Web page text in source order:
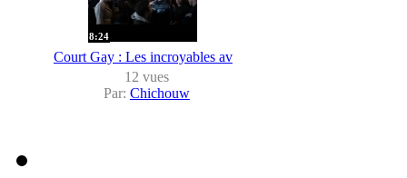
8:24
Court Gay : Les incroyables av
12 vues
Par: Chichouw